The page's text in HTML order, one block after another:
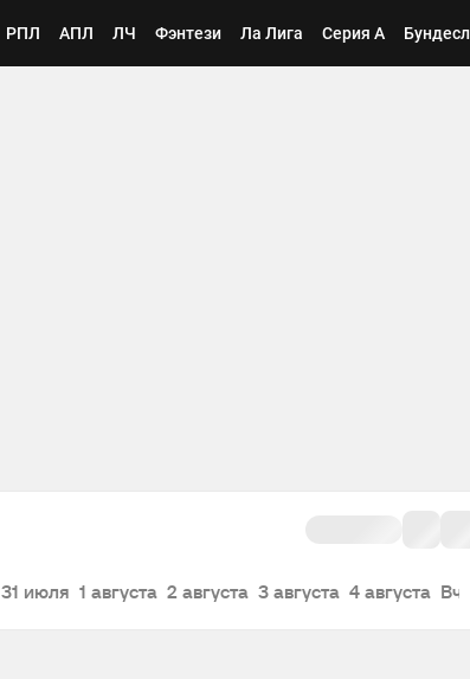
РПЛ АПЛ ЛЧ Фэнтези Ла Лига Серия А
31 июля 1 августа 2 августа 3 августа 4 августа